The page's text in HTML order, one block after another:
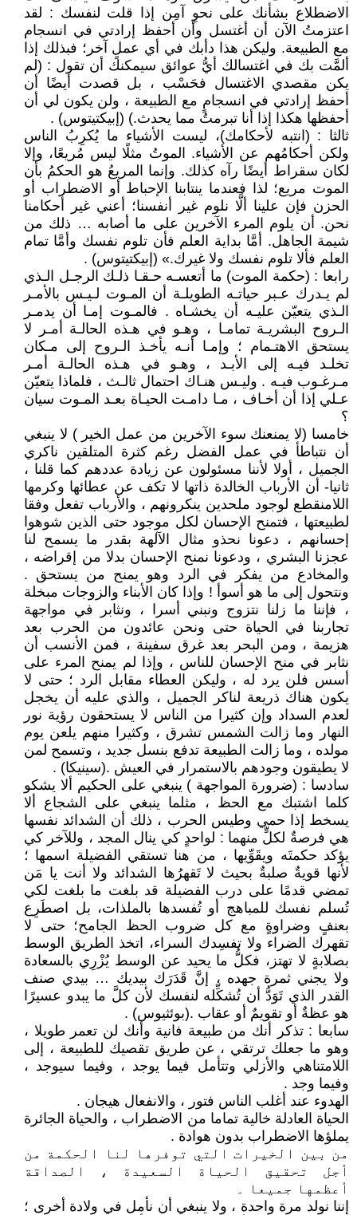
الاضطلاع بشأنك على نحوِ آمِن إذا قلت لنفسك : لقد
اعتزمتُ الآن أن أغتسل وأن أحفظ إرادتي في انسجام
مع الطبيعة. وليكن هذا دأبك في أي عملٍ آخر؛ فبذلك إذا
ألمَّت بك في اغتسالك أيُّ عوائق سيمكنك أن تقول : (لم
يكن مقصدي الاغتسال فحَسْب ، بل قصدت أيضًا أن
أحفظ إرادتي في انسجامٍ مع الطبيعة ، ولن يكون لي أن
أحفظها هكذا إذا أنا تبرمتُ مما يحدث.) (إبيكتيتوس) .
ثالثا : (انتبه لأحكامك)، ليست الأشياء ما يُكرِبُ الناس
ولكن أحكامُهم عن الأشياء. الموتُ مثلًا ليس مُريعًا، وإلا
لكان سقراط أيضًا رآه كذلك. وإنما المريعُ هو الحكمُ بأن
الموت مريع؛ لذا فعندما ينتابنا الإحباط أو الاضطراب أو
الحزن فإن علينا ألَّا نلوم غير أنفسنا؛ أعني غير أحكامنا
نحن. أن يلوم المرء الآخرين على ما أصابه … ذلك من
شيمة الجاهل. أمَّا بداية العلم فأن تلوم نفسك وأمَّا تمام
العلم فألا تلوم نفسك ولا غيرك.» (إبيكتيتوس) .
رابعا : (حكمة الموت) ما أتعسـه حـقـا ذلـك الرجـل الـذي
لم يـدرك عـبر حياتـه الطويلـة أن المـوت لـيـس بالأمـر
الـذي يتعيّن عليـه أن يخشـاه . فالمـوت إمـا أن يدمـر
الـروح البشريـة تمامـا ، وهـو في هـذه الحالـة أمـر لا
يستحق الاهتـمام ؛ وإمـا أنـه يأخـذ الـروح إلى مـكان
تخلـد فيـه إلى الأبـد ، وهـو في هـذه الحالـة أمـر
مـرغـوب فيـه . وليـس هنـاك احتمال ثالـث ، فلماذا يتعيّن
عـلي إذا أن أخـاف ، مـا دامـت الحيـاة بعـد المـوت سيان
؟
خامسا (لا يمنعنك سوء الآخرين من عمل الخير ) لا ينبغي
أن نتباطأ في عمل الفضل رغم كثرة المتلقين ناكري
الجميل ، أولا لأننا مسئولون عن زيادة عددهم كما قلنا ،
ثانيا- أن الأرباب الخالدة ذاتها لا تكف عن عطائها وكرمها
اللامنقطع لوجود ملحدين ينكرونهم ، والأرباب تفعل وفقا
لطبيعتها ، فتمنح الإحسان لكل موجود حتى الذين شوهوا
إحسانهم ، دعونا نحذو مثال الآلهة بقدر ما يسمح لنا
عجزنا البشري ، ودعونا نمنح الإحسان بدلا من إقراضه ،
والمخادع من يفكر في الرد وهو يمنح من يستحق .
ونتحول إلى ما هو أسوأ ! وإذا كان الأبناء والزوجات مبخلة
، فإننا ما زلنا نتزوج ونبني أسرا ، ونثابر في مواجهة
تجاربنا في الحياة حتى ونحن عائدون من الحرب بعد
هزيمة ، ومن البحر بعد غرق سفينة ، فمن الأنسب أن
نثابر في منح الإحسان للناس ، وإذا لم يمنح المرء على
أسس فلن يرد له ، وليكن العطاء مقابل الرد ؛ حتى لا
يكون هناك ذريعة لناكر الجميل ، والذي عليه أن يخجل
لعدم السداد وإن كثيرا من الناس لا يستحقون رؤية نور
النهار وما زالت الشمس تشرق ، وكثيرا منهم يلعن يوم
مولده ، وما زالت الطبيعة تدفع بنسل جديد ، وتسمح لمن
لا يطيقون وجودهم بالاستمرار في العيش .(سينيكا) .
سادسا : (ضرورة المواجهة ) ينبغي على الحكيم ألا يشكو
كلما اشتبك مع الحظ ، مثلما ينبغي على الشجاع ألا
يسخط إذا حمي وطيس الحرب ، ذلك أن الشدائد نفسها
هي فرصةٌ لكلٍّ منهما : لواحدٍ كي ينال المجد ، وللآخر كي
يؤكد حكمتَه ويقَوِّيها ، من هنا تستقي الفضيلة اسمها ؛
لأنها قويةٌ صلبةٌ بحيث لا تَقهرُها الشدائد ولا أنت يا مَن
تمضي قدمًا على درب الفضيلة قد بلغت ما بلغت لكي
تُسلم نفسك للمباهج أو تُفسدها بالملذات، بل اصطَرِع
بعنفٍ وضراوةٍ مع كل ضروب الحظ الجامح؛ حتى لا
تقهرك الضراء ولا تفسِدك السراء، اتخذ الطريق الوسط
بصلابةٍ لا تهتز، فكلُّ ما يحيد عن الوسط يُزْرِي بالسعادة
ولا يجني ثمرة جهده ، إنَّ قَدَرَك بيديك … بيدي صنف
القدر الذي تَوَدُّ أن تُشكِّله لنفسك لأن كلَّ ما يبدو عسيرًا
هو عظةٌ أو تقويمٌ أو عقاب .(بوئثيوس) .
سابعا : تذكر أنك من طبيعة فانية وأنك لن تعمر طويلا ،
وهو ما جعلك ترتقي ، عن طريق تقصيك للطبيعة ، إلى
اللامتناهي والأزلي وتتأمل فيما يوجد ، وفيما سيوجد ،
وفيما وجد .
الهدوء عند أغلب الناس فتور ، والانفعال هیجان .
الحياة العادلة خالية تماما من الاضطراب ، والحياة الجائرة
يملؤها الاضطراب بدون هوادة .
من بين الخيرات التي توفرها لنا الحكمة من
أجل تحقيق الحياة السعيدة ، الصداقة
أعظمها جميعا ۔
إننا نولد مرة واحدة ، ولا ينبغي أن نأمل في ولادة أخرى ؛